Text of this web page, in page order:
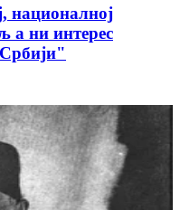
националној
а ни интерес